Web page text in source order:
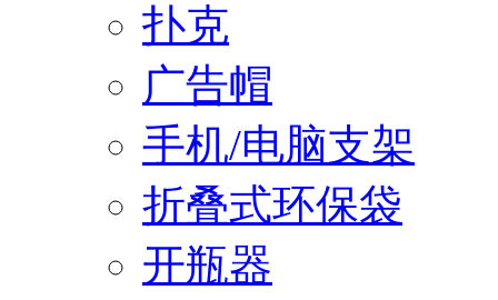
扑克
广告帽
手机/电脑支架
折叠式环保袋
开瓶器